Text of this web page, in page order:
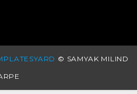
© SAMYAK MILIND